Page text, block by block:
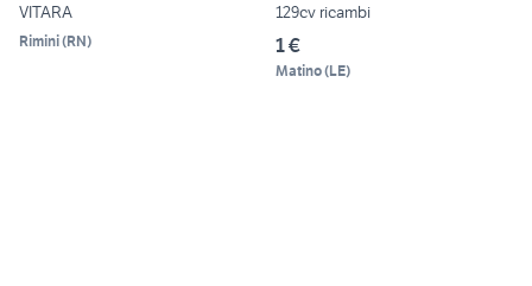
VITARA
Rimini(RN)
129cv ricambi
1 €
Matino(LE)